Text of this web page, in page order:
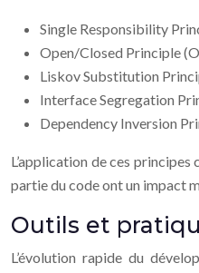
Single Responsibility
Open/Closed Principle
Liskov Substitution
Interface Segregation
Dependency Inversion
L’application de ces
partie du code ont un impact
Outils et
L’évolution rapide du